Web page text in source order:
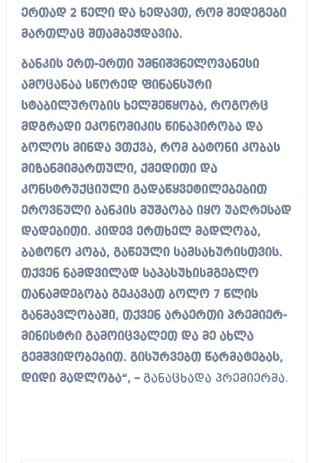
ერთად 2 წელი და ხედავთ, რომ შედეგები
მართლაც შთამბეჭდავია.
ბანკის ერთ-ერთი უმნიშვნელოვანესი
ამოცანაა სწორედ ფინანსური
სტაბილურობის ხელშეწყობა, როგორც
მდგრადი ეკონომიკის წინაპირობა და
ბოლოს მინდა ვთქვა, რომ ბატონი კობას
მიზანმიმართული, ქმედითი და
კონსტრუქციული გადაწყვეტილებებით
ეროვნული ბანკის მუშაობა იყო უაღრესად
დადებითი. კიდევ ერთხელ მადლობა,
ბატონო კობა, გაწეული სამსახურისთვის.
თქვენ ნამდვილად საპასუხისმგებლო
თანამდებობა გეკავათ ბოლო 7 წლის
განმავლობაში, თქვენ არაერთი პრემიერ-
მინისტრი გამოიცვალეთ და მე ახლა
გემშვიდობებით. გისურვებთ წარმატებას,
დიდი მადლობა“, –განაცხადა პრემიერმა.